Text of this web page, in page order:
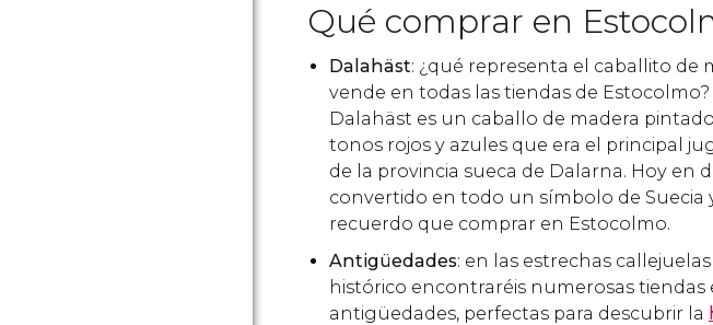
Qué comprar en
Dalahä​st: ¿qué representa el caballito de
vende en todas las tiendas de
Dalahäst es un caballo de madera
tonos rojos y azules que era el principal
de la provincia sueca de Dalarna. Hoy en
convertido en todo un símbolo de Suecia
recuerdo que comprar en Estocolmo.
Antigüedades: en las estrechas
histórico encontraréis numerosas tiendas
antigüedades, perfectas para descubrir la